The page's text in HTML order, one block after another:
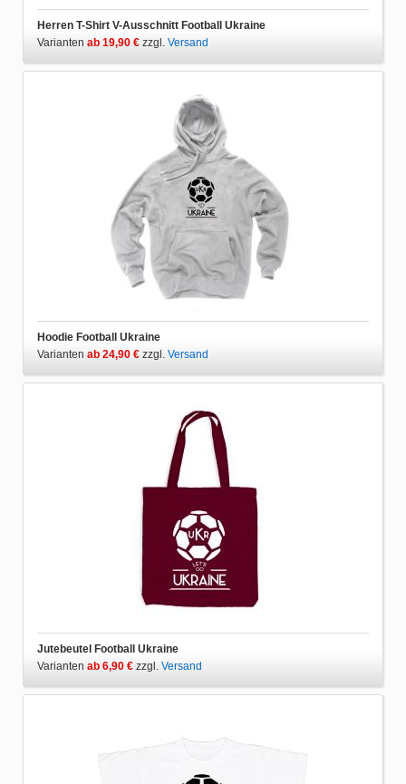
Herren T-Shirt V-Ausschnitt Football Ukraine
Varianten ab 19,90 € zzgl. Versand
Hoodie Football Ukraine
Varianten ab 24,90 € zzgl. Versand
Jutebeutel Football Ukraine
Varianten ab 6,90 € zzgl. Versand